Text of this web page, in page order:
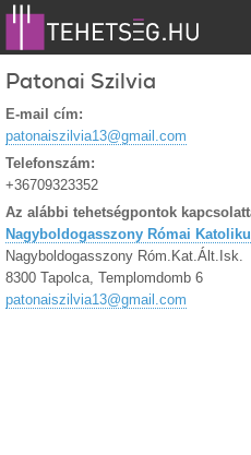
Patonai Szilvia
E-mail cím:
patonaiszilvia13@gmail.com
Telefonszám:
+36709323352
Az alábbi tehetségpontok
Nagyboldogasszony Római
Nagyboldogasszony Róm.Kat.Ált.Isk.
8300 Tapolca, Templomdomb 6
patonaiszilvia13@gmail.com